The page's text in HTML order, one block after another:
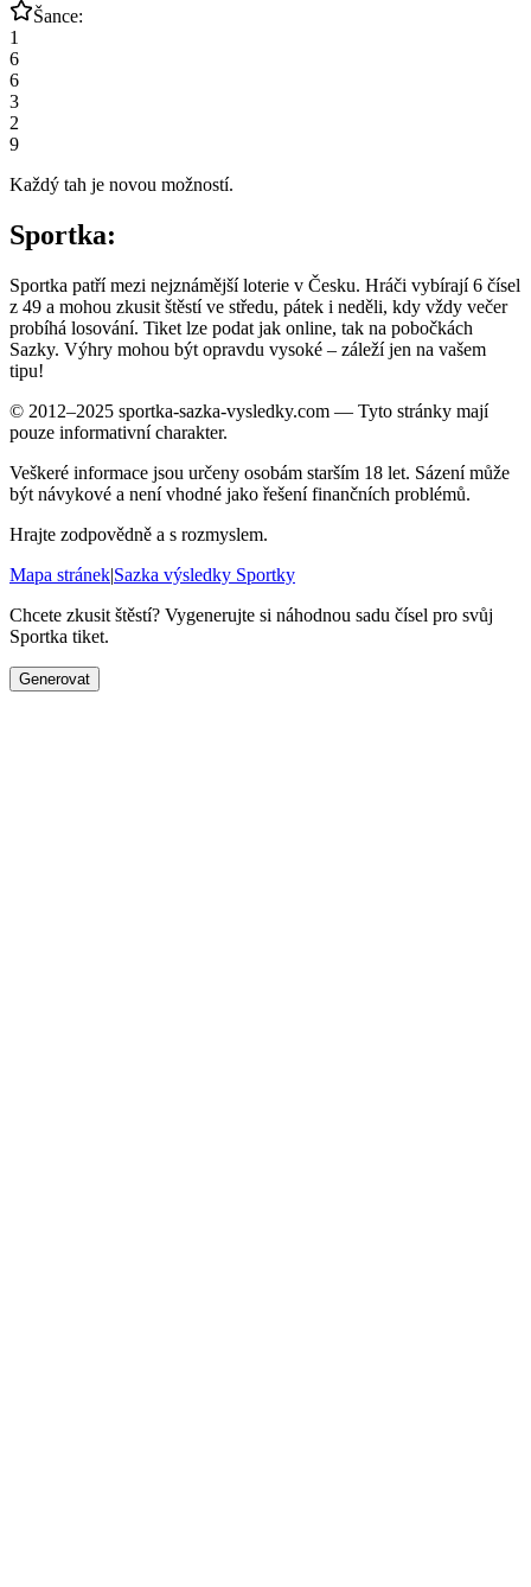
Šance:
1
6
6
3
2
9
Každý tah je novou možností.
Sportka:
Sportka patří mezi nejznámější loterie v Česku. Hráči vybírají 6 čísel
z 49 a mohou zkusit štěstí ve středu, pátek i neděli, kdy vždy večer
probíhá losování. Tiket lze podat jak online, tak na pobočkách
Sazky. Výhry mohou být opravdu vysoké – záleží jen na vašem
tipu!
© 2012–2025 sportka-sazka-vysledky.com — Tyto stránky mají
pouze informativní charakter.
Veškeré informace jsou určeny osobám starším 18 let. Sázení může
být návykové a není vhodné jako řešení finančních problémů.
Hrajte zodpovědně a s rozmyslem.
Mapa stránek|Sazka výsledky Sportky
Chcete zkusit štěstí? Vygenerujte si náhodnou sadu čísel pro svůj
Sportka tiket.
Generovat